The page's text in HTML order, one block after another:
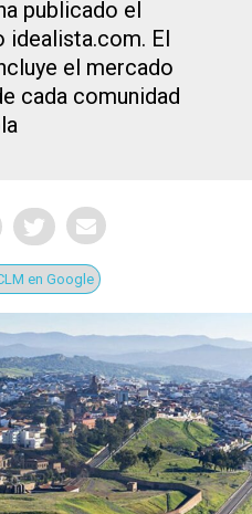
publicado el
El
el mercado
cada comunidad
en Google